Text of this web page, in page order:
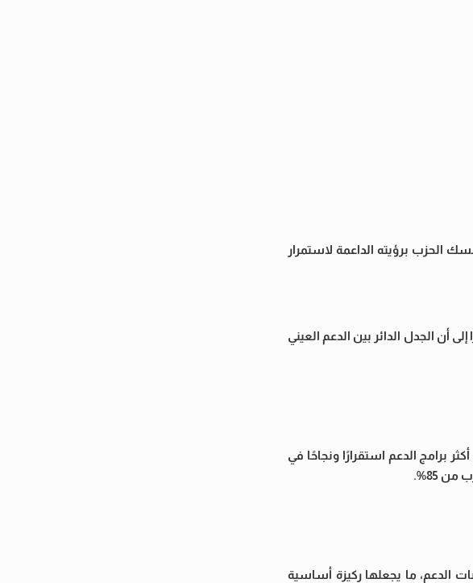
الحزب برؤيته الداعمة لاستمرار
أن الجدل الدائر بين الدعم العيني
برامج الدعم استقرارًا ونجاحًا في
حيث تستحوذ على نحو 142 مليار جنيه من مخصصات الدعم، ما يجعلها ركيزة أساسية